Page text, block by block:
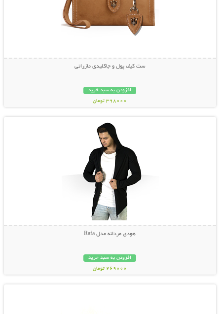
ست کیف پول و جاکلیدی مازراتی
افزودن به سبد خرید
398000 تومان
هودی مردانه مدل Rafa
افزودن به سبد خرید
269000 تومان